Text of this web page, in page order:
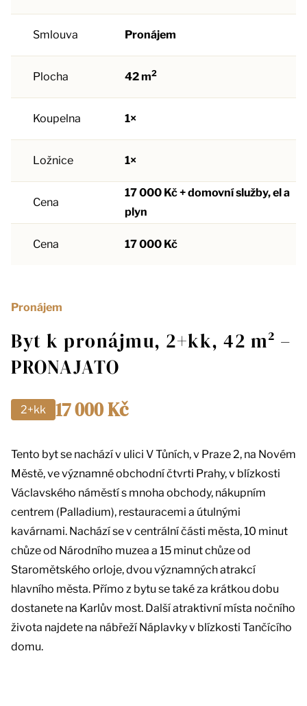
Pronájem
Byt k pronájmu, 2+kk, 42 m² –
PRONAJATO
2+kk 17 000 Kč
Tento byt se nachází v ulici V Tůních, v Praze 2, na Novém
Městě, ve významné obchodní čtvrti Prahy, v blízkosti
Václavského náměstí s mnoha obchody, nákupním
centrem (Palladium), restauracemi a útulnými
kavárnami. Nachází se v centrální části města, 10 minut
chůze od Národního muzea a 15 minut chůze od
Staromětského orloje, dvou významných atrakcí
hlavního města. Přímo z bytu se také za krátkou dobu
dostanete na Karlův most. Další atraktivní místa nočního
života najdete na nábřeží Náplavky v blízkosti Tančícího
domu.
Smlouva Pronájem
Plocha 42 m2
Koupelna 1×
Ložnice 1×
Cena
17 000 Kč + domovní služby, el a
plyn
Cena 17 000 Kč